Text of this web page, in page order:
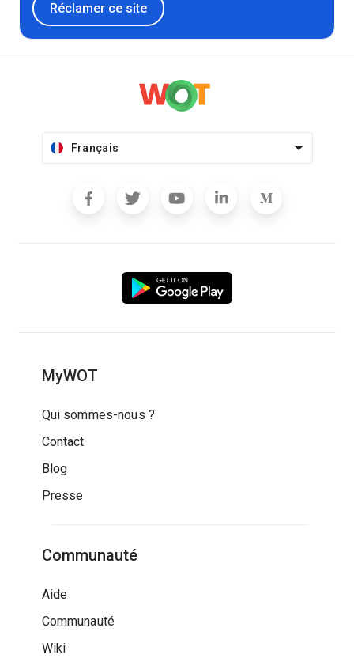
Réclamer ce site
Français
MyWOT
Qui sommes-nous ?
Contact
Blog
Presse
Communauté
Aide
Communauté
Wiki